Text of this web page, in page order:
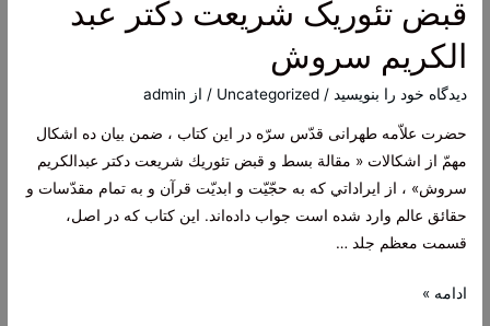
السلام
قبض تئوریک شریعت دکتر عبد
الکریم سروش
دیدگاه‌ خود را بنویسید /
Uncategorized / از admin
حضرت‌ علاّمه‌ طهرانی قدّس‌ سرّه‌ در اين‌ كتاب‌ ، ضمن‌ بيان‌ ده‌ اشكال‌
مهمّ از اشكالات‌ « مقالة‌ بسط‌ و قبض‌ تئوريك‌ شريعت‌ دكتر عبدالكريم‌
سروش‌» ، از ايراداتي‌ كه‌ به‌ حجّيّت‌ و ابديّت‌ قرآن‌ و به تمام‌ مقدّسات‌ و
حقائق‌ عالم‌ وارد شده‌ است‌ جواب‌ داده‌اند. اين‌ كتاب‌ كه‌ در اصل‌،
قسمت‌ معظم‌ جلد …
کتاب
ادامه »